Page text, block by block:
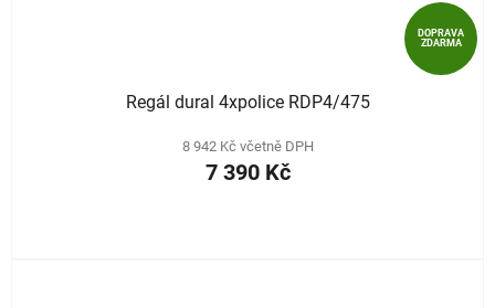
DOPRAVA
ZDARMA
Regál dural 4xpolice RDP4/475
8 942 Kč včetně DPH
7 390 Kč